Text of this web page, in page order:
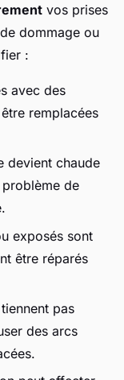
vos prises
dommage ou
:
avec des
remplacées
devient chaude
de
exposés sont
être réparés
pas
des arcs